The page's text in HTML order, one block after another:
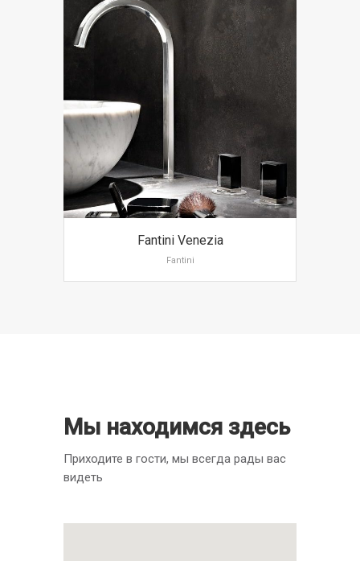
Fantini Venezia
Fantini
Мы находимся здесь
Приходите в гости, мы всегда рады вас
видеть